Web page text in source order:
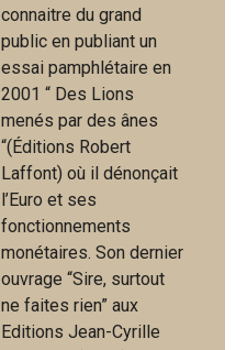
connaitre du grand
public en publiant un
essai pamphlétaire en
2001 “ Des Lions
menés par des ânes
“(Éditions Robert
Laffont) où il dénonçait
l’Euro et ses
fonctionnements
monétaires. Son dernier
ouvrage “Sire, surtout
ne faites rien” aux
Editions Jean-Cyrille